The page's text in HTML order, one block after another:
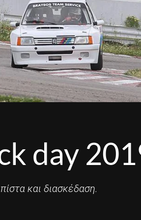
day
και διασκέδαση.